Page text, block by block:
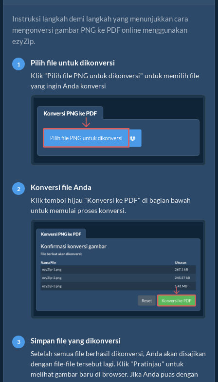
Instruksi langkah demi langkah yang menunjukkan cara
mengonversi gambar PNG ke PDF online menggunakan
ezyZip.
Pilih file untuk dikonversi
Klik "Pilih file PNG untuk dikonversi" untuk memilih file
yang ingin Anda konversi
Konversi file Anda
Klik tombol hijau "Konversi ke PDF" di bagian bawah
untuk memulai proses konversi.
Simpan file yang dikonversi
Setelah semua file berhasil dikonversi, Anda akan disajikan
dengan file-file tersebut lagi. Klik "Pratinjau" untuk
melihat gambar baru di browser. Jika Anda puas dengan